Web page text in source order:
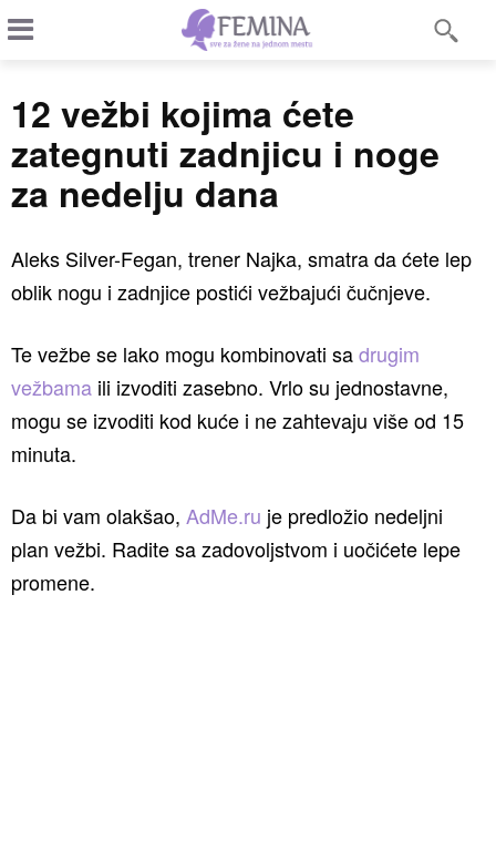
12 vežbi kojima ćete
zategnuti zadnjicu i noge
za nedelju dana
Aleks Silver-Fegan, trener Najka, smatra da ćete lep
oblik nogu i zadnjice postići vežbajući čučnjeve.
Te vežbe se lako mogu kombinovati sadrugim
vežbama ili izvoditi zasebno. Vrlo su jednostavne,
mogu se izvoditi kod kuće i ne zahtevaju više od 15
minuta.
Da bi vam olakšao, AdMe.ru je predložio nedeljni
plan vežbi. Radite sa zadovoljstvom i uočićete lepe
promene.